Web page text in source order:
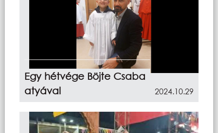
Egy hétvége Böjte Csaba
atyával
2024.10.29